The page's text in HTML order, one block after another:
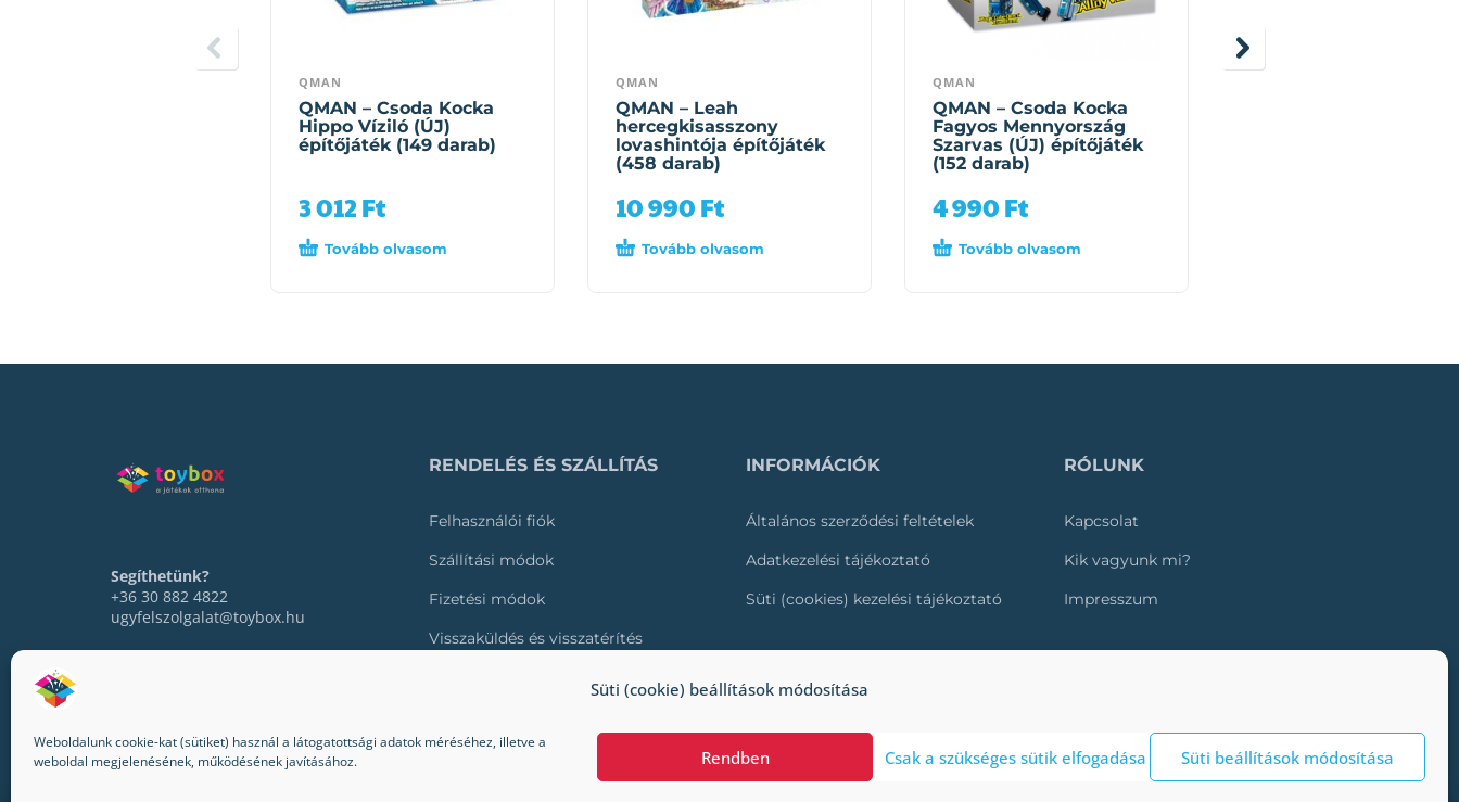
Süti (cookie) beállítások módosítása
Weboldalunk cookie-kat (sütiket) használ a látogatottsági adatok méréséhez, illetve a
weboldal megjelenésének, működésének javításához.
Rendben Csak a szükséges sütik elfogadása Süti beállítások módosítása
QMAN
QMAN – Csoda Kocka
Hippo Víziló (ÚJ)
építőjáték (149 darab)
3 012Ft
Tovább olvasom
QMAN
QMAN – Leah
hercegkisasszony
lovashintója építőjáték
(458 darab)
10 990Ft
Tovább olvasom
QMAN
QMAN – Csoda Kocka
Fagyos Mennyország
Szarvas (ÚJ) építőjáték
(152 darab)
4 990Ft
Tovább olvasom
Segíthetünk?
+36 30 882 4822
ugyfelszolgalat@toybox.hu
RENDELÉS ÉS SZÁLLÍTÁS
Felhasználói fiók
Szállítási módok
Fizetési módok
Visszaküldés és visszatérítés
INFORMÁCIÓK
Általános szerződési feltételek
Adatkezelési tájékoztató
Süti (cookies) kezelési tájékoztató
RÓLUNK
Kapcsolat
Kik vagyunk mi?
Impresszum